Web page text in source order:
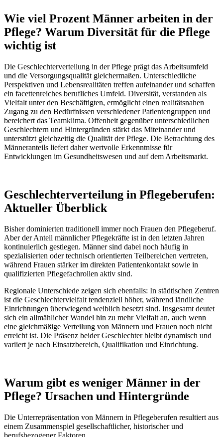
Wie viel Prozent Männer arbeiten in der
Pflege? Warum Diversität für die Pflege
wichtig ist
Die Geschlechterverteilung in der Pflege prägt das Arbeitsumfeld
und die Versorgungsqualität gleichermaßen. Unterschiedliche
Perspektiven und Lebensrealitäten treffen aufeinander und schaffen
ein facettenreiches berufliches Umfeld. Diversität, verstanden als
Vielfalt unter den Beschäftigten, ermöglicht einen realitätsnahen
Zugang zu den Bedürfnissen verschiedener Patientengruppen und
bereichert das Teamklima. Offenheit gegenüber unterschiedlichen
Geschlechtern und Hintergründen stärkt das Miteinander und
unterstützt gleichzeitig die Qualität der Pflege. Die Betrachtung des
Männeranteils liefert daher wertvolle Erkenntnisse für
Entwicklungen im Gesundheitswesen und auf dem Arbeitsmarkt.
Geschlechterverteilung in Pflegeberufen:
Aktueller Überblick
Bisher dominierten traditionell immer noch Frauen den Pflegeberuf.
Aber der Anteil männlicher Pflegekräfte ist in den letzten Jahren
kontinuierlich gestiegen. Männer sind dabei noch häufig in
spezialisierten oder technisch orientierten Teilbereichen vertreten,
während Frauen stärker im direkten Patientenkontakt sowie in
qualifizierten Pflegefachrollen aktiv sind.
Regionale Unterschiede zeigen sich ebenfalls: In städtischen Zentren
ist die Geschlechtervielfalt tendenziell höher, während ländliche
Einrichtungen überwiegend weiblich besetzt sind. Insgesamt deutet
sich ein allmählicher Wandel hin zu mehr Vielfalt an, auch wenn
eine gleichmäßige Verteilung von Männern und Frauen noch nicht
erreicht ist. Die Präsenz beider Geschlechter bleibt dynamisch und
variiert je nach Einsatzbereich, Qualifikation und Einrichtung.
Warum gibt es weniger Männer in der
Pflege? Ursachen und Hintergründe
Die Unterrepräsentation von Männern in Pflegeberufen resultiert aus
einem Zusammenspiel gesellschaftlicher, historischer und